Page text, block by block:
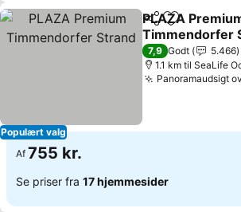
Populært valg
Del Føj til
PLAZA
Timmendorfer
Se priser
7,9 Godt
5.466
1.1 km til SeaLife
Panoramaudsigt
Af 755 kr.
Se priser fra 17 hjemmesider